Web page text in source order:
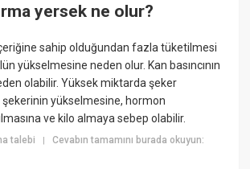
yersek ne olur?
sahip olduğundan fazla tüketilmesi
yükselmesine neden olur. Kan basıncının
olabilir. Yüksek miktarda şeker
yükselmesine, hormon
ve kilo almaya sebep olabilir.
talebi |Cevabın tamamını burada okuyun: